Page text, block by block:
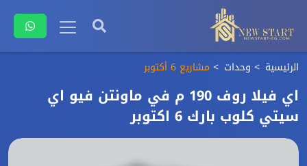
الرئيسية وحدات مشاريع 6 أكتوبر
اي فيلا روف 190 م في ماونتن فيو اي
سيتي كلوب بارك 6 اكتوبر